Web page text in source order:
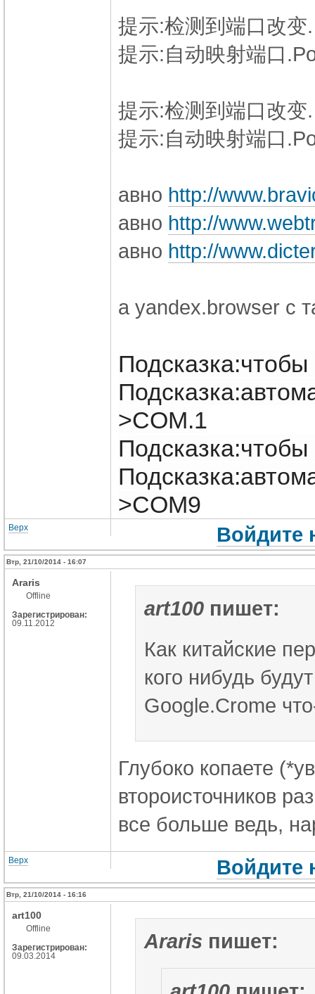
提示:检测到端口改变.
提示:自动映射端口
提示:检测到端口改变.
提示:自动映射端口
авно http://
авно http://
авно http://
а yandex.browser с
>COM.1
>COM9
Верх Войдите
Втр, 21/10/2014 - 16:07
Araris
Offline
Зарегистрирован:
09.11.2012
art100 пишет:
Как китайские
кого нибудь
Google.Crome
Глубоко копаете
второисточников
все больше ведь,
Верх Войдите
Втр, 21/10/2014 - 16:16
art100
Offline
Зарегистрирован:
09.03.2014
Araris пишет: